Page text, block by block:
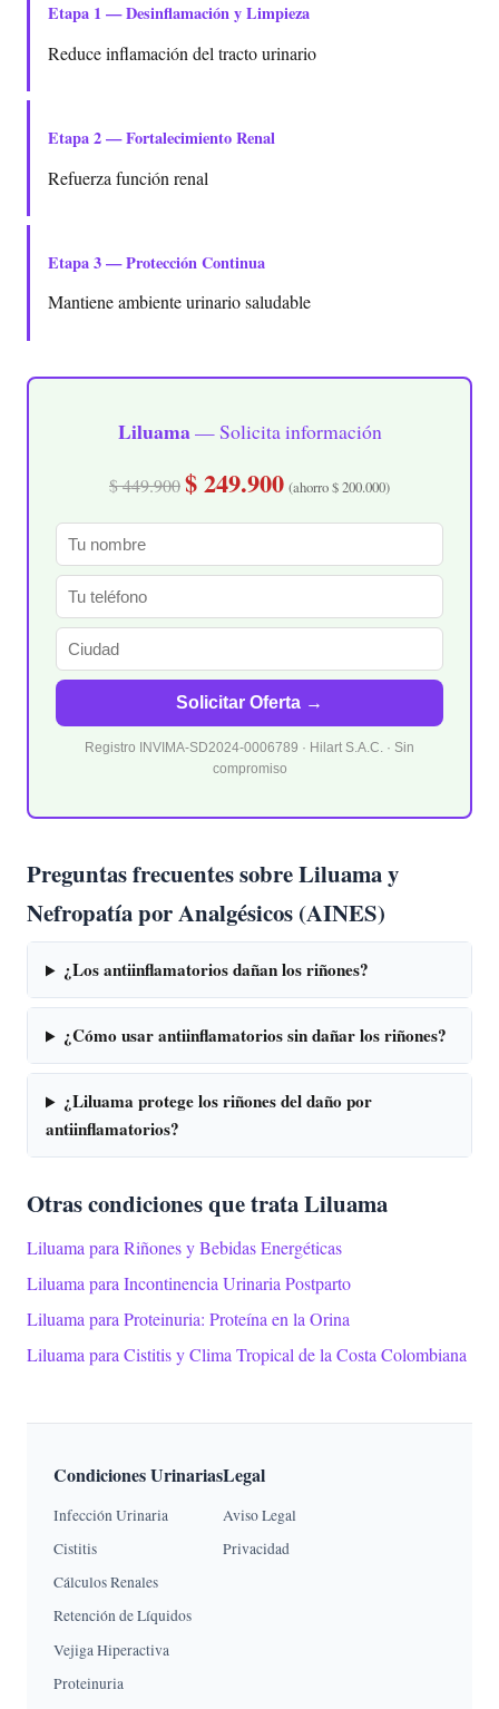
Etapa 1 — Desinflamación y Limpieza
Reduce inflamación del tracto urinario
Etapa 2 — Fortalecimiento Renal
Refuerza función renal
Etapa 3 — Protección Continua
Mantiene ambiente urinario saludable
Liluama— Solicita información
$ 449.900$ 249.900 (ahorro $ 200.000)
Solicitar Oferta →
Registro INVIMA-SD2024-0006789 · Hilart S.A.C. · Sin
compromiso
Preguntas frecuentes sobre Liluama y
Nefropatía por Analgésicos (AINES)
¿Los antiinflamatorios dañan los riñones?
¿Cómo usar antiinflamatorios sin dañar los riñones?
¿Liluama protege los riñones del daño por
antiinflamatorios?
Otras condiciones que trata Liluama
Liluama para Riñones y Bebidas Energéticas
Liluama para Incontinencia Urinaria Postparto
Liluama para Proteinuria: Proteína en la Orina
Liluama para Cistitis y Clima Tropical de la Costa Colombiana
Condiciones Urinarias
Infección Urinaria
Cistitis
Cálculos Renales
Retención de Líquidos
Vejiga Hiperactiva
Proteinuria
Legal
Aviso Legal
Privacidad